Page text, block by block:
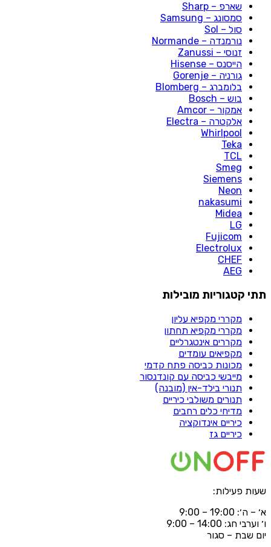
שארפ – Sharp
סמסונג – Samsung
סול – Sol
נורמנדה – Normande
זנוסי – Zanussi
הייסנס – Hisense
גורניה – Gorenje
בלומברג – Blomberg
בוש – Bosch
אמקור – Amcor
אלקטרה – Electra
Whirlpool
Teka
TCL
Smeg
Siemens
Neon
nakasumi
Midea
LG
Fujicom
Electrolux
CHEF
AEG
תתי קטגוריות מובילות
מקררי מקפיא עליון​
מקררי מקפיא תחתון​
מקררים אינטגרליים
מקפיאים עומדים
מכונות כביסה פתח קדמי
מייבשי כביסה עם קונדנסור
תנורי בילד-אין (מובנה)
תנורים משולבי כיריים
מדיחי כלים רחבים
כיריים אינדוקציה
כיריים גז
שעות פעילות:
א׳ – ה׳: 19:00 – 9:00
ו׳ וערבי חג: 14:00 – 9:00
יום שבת – סגור